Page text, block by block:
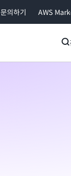
문의하기 AWS